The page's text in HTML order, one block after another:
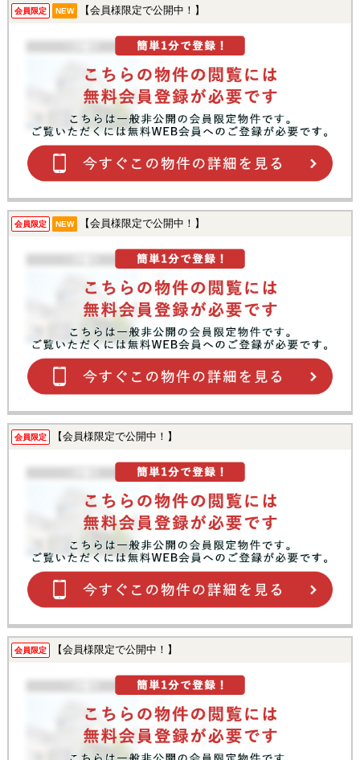
会員限定 NEW 【会員様限定で公開中！】
会員限定 NEW 【会員様限定で公開中！】
会員限定 【会員様限定で公開中！】
会員限定 【会員様限定で公開中！】